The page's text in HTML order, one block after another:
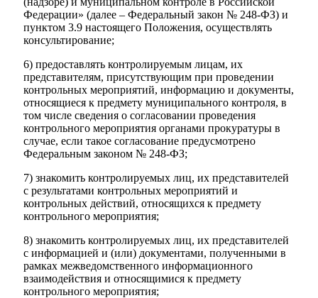
Федерации» (далее – Федеральный закон № 248-ФЗ) и
пунктом 3.9 настоящего Положения, осуществлять
консультирование;
6) предоставлять контролируемым лицам, их
представителям, присутствующим при проведении
контрольных мероприятий, информацию и документы,
относящиеся к предмету муниципального контроля, в
том числе сведения о согласовании проведения
контрольного мероприятия органами прокуратуры в
случае, если такое согласование предусмотрено
Федеральным законом № 248-ФЗ;
7) знакомить контролируемых лиц, их представителей
с результатами контрольных мероприятий и
контрольных действий, относящихся к предмету
контрольного мероприятия;
8) знакомить контролируемых лиц, их представителей
с информацией и (или) документами, полученными в
рамках межведомственного информационного
взаимодействия и относящимися к предмету
контрольного мероприятия;